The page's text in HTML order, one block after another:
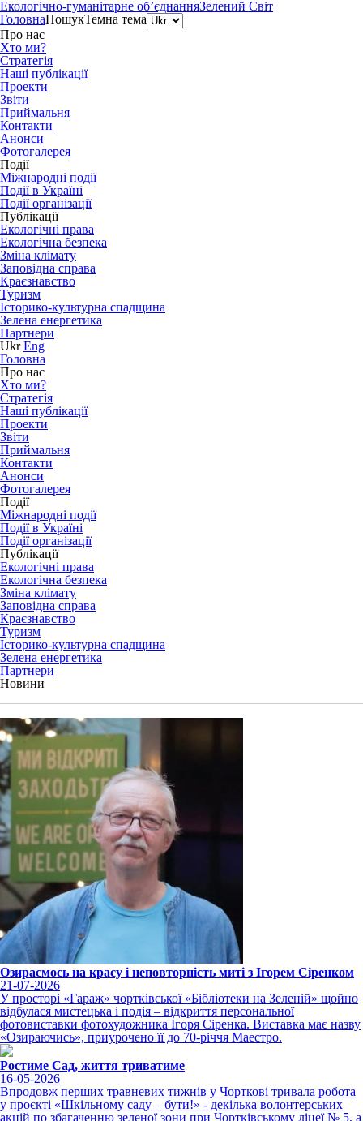
Екологічно-гуманітарне об’єднанняЗелений Світ
ГоловнаПошукТемна тема
Про нас
Хто ми?
Стратегія
Наші публікації
Проекти
Звіти
Приймальня
Контакти
Анонси
Фотогалерея
Події
Міжнародні події
Події в Україні
Події організації
Публікації
Екологічні права
Екологічна безпека
Зміна клімату
Заповідна справа
Краєзнавство
Туризм
Історико-культурна спадщина
Зелена енергетика
Партнери
Ukr Eng
Головна
Про нас
Хто ми?
Стратегія
Наші публікації
Проекти
Звіти
Приймальня
Контакти
Анонси
Фотогалерея
Події
Міжнародні події
Події в Україні
Події організації
Публікації
Екологічні права
Екологічна безпека
Зміна клімату
Заповідна справа
Краєзнавство
Туризм
Історико-культурна спадщина
Зелена енергетика
Партнери
Новини
Озираємось на красу і неповторність миті з Ігорем Сіренком
21-07-2026
У просторі «Гараж» чортківської «Бібліотеки на Зеленій» щойно
відбулася мистецька і подія – відкриття персональної
фотовиставки фотохудожника Ігоря Сіренка. Виставка має назву
«Озираючись», приурочено її до 70-річчя Маестро.
Ростиме Сад, життя триватиме
16-05-2026
Впродовж перших травневих тижнів у Чорткові тривала робота
у проєкті «Шкільному саду – бути!» - декілька волонтерських
акцій по збагаченню зеленої зони при Чортківському ліцеї № 5, а